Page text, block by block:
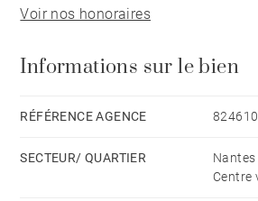
transports et commerce, vous
Montant moyen de la quote-part de
d'énergie pour un usage standard :
Voir nos honoraires
Informations sur le bien
RÉFÉRENCE AGENCE
SECTEUR/ QUARTIER
Centre